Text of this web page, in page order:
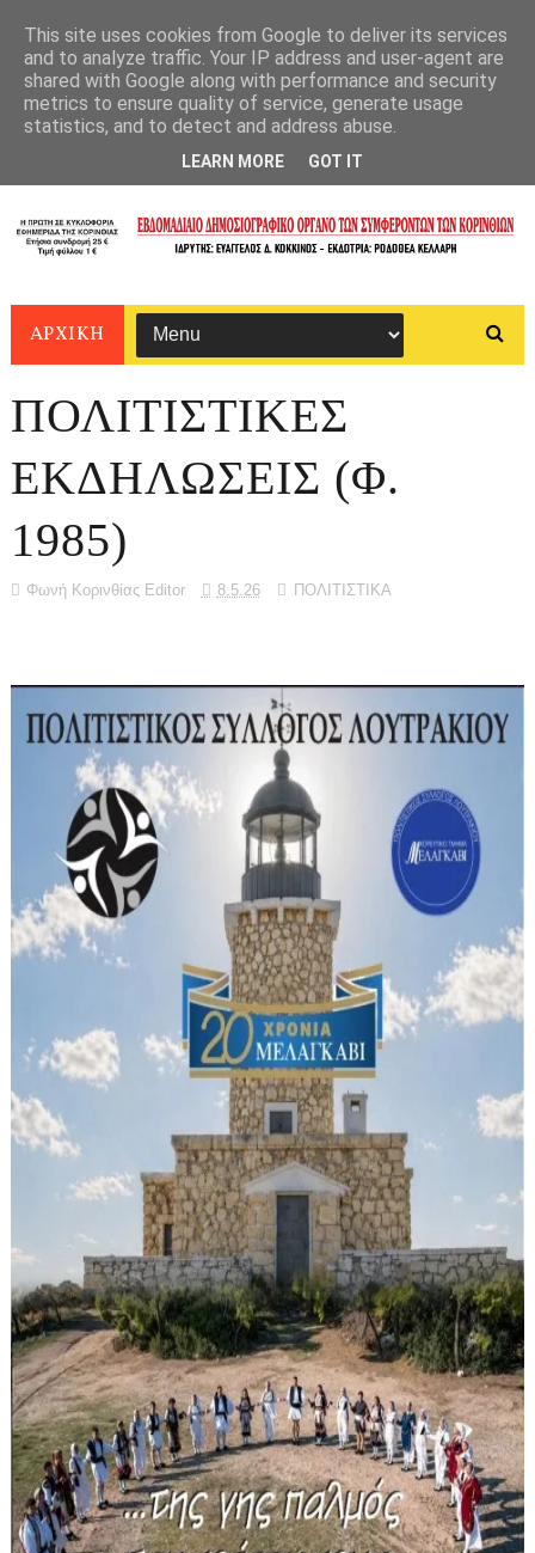
ΑΡΧΙΚΗ
ΠΟΛΙΤΙΣΤΙΚΕΣ
ΕΚΔΗΛΩΣΕΙΣ (Φ.
1985)
Φωνή Κορινθίας Editor 8.5.26 ΠΟΛΙΤΙΣΤΙΚΑ
This site uses cookies from Google to deliver its services
and to analyze traffic. Your IP address and user-agent are
shared with Google along with performance and security
metrics to ensure quality of service, generate usage
statistics, and to detect and address abuse.
LEARN MORE GOT IT